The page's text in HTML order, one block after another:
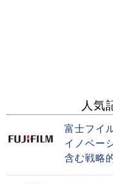
人気
富士フイ
イノベー
含む戦略